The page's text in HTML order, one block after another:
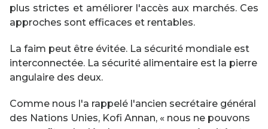
plus strictes et améliorer l'accès aux marchés. Ces
approches sont efficaces et rentables.
La faim peut être évitée. La sécurité mondiale est
interconnectée. La sécurité alimentaire est la pierre
angulaire des deux.
Comme nous l'a rappelé l'ancien secrétaire général
des Nations Unies, Kofi Annan, « nous ne pouvons